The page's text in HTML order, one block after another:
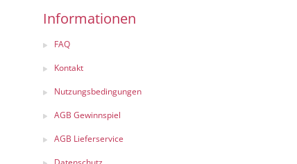
Informationen
FAQ
Kontakt
Nutzungsbedingungen
AGB Gewinnspiel
AGB Lieferservice